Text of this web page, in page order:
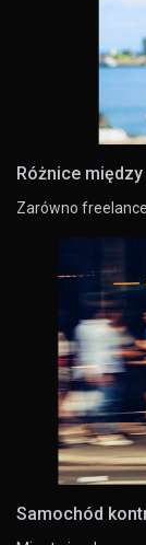
Różnice
Zarówno
Samochód